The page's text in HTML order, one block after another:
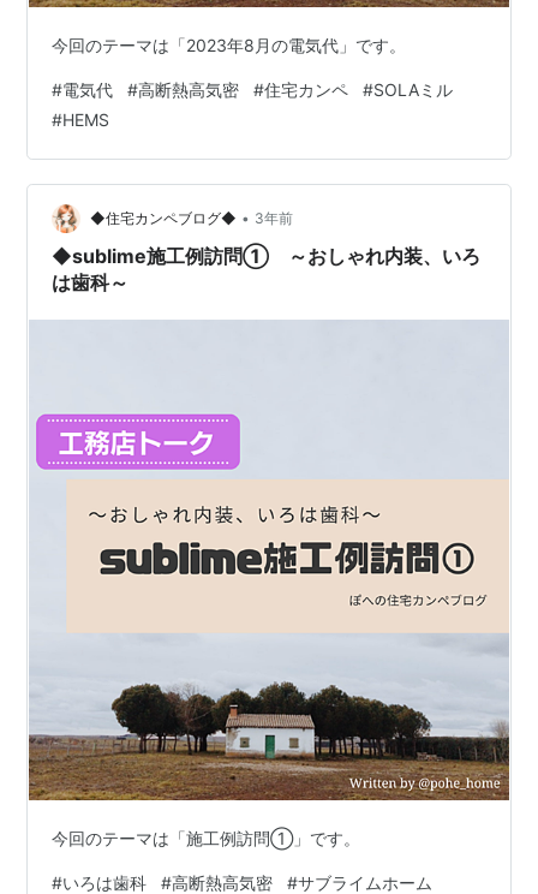
今回のテーマは「2023年8月の電気代」です。
#電気代 #高断熱高気密 #住宅カンペ #SOLAミル
#HEMS
◆住宅カンペブログ◆ • 3年前
◆sublime施工例訪問① ～おしゃれ内装、いろ
は歯科～
今回のテーマは「施工例訪問①」です。
#いろは歯科 #高断熱高気密 #サブライムホーム